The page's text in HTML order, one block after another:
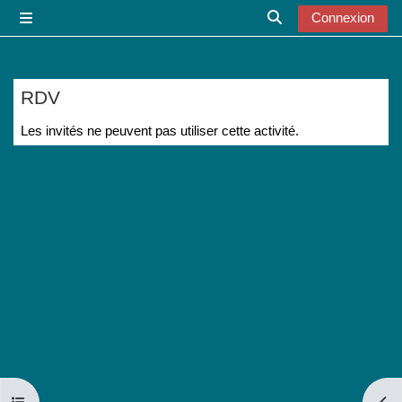
Activer/désactiver
Connexion
RDV
Conditions d’achèvement
Les invités ne peuvent pas utiliser cette activité.